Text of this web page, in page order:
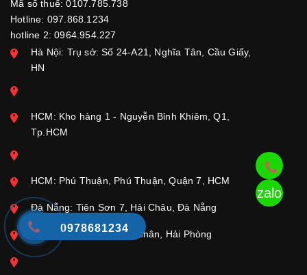
Mã số thuế: 0107.785.738
Hotline: 097.868.1234
hotline 2: 0964.954.227
Hà Nội: Trụ sở: Số 24-A21, Nghĩa Tân, Cầu Giấy,
HN
HCM: Kho hàng 1 - Nguyễn Bỉnh Khiêm, Q1,
Tp.HCM
HCM: Phú Thuận, Phú Thuận, Quận 7, HCM
Đà Nẵng: Tiên Sơn 7, Hải Châu, Đà Nẵng
Hải phòng: An Biên, Lê Chân, Hải Phòng
zalo
0978681234